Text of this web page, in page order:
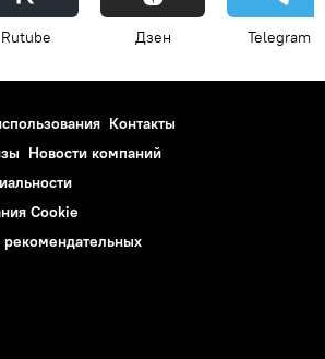
Rutube Дзен Telegram
Контакты
Новости компаний
Cookie